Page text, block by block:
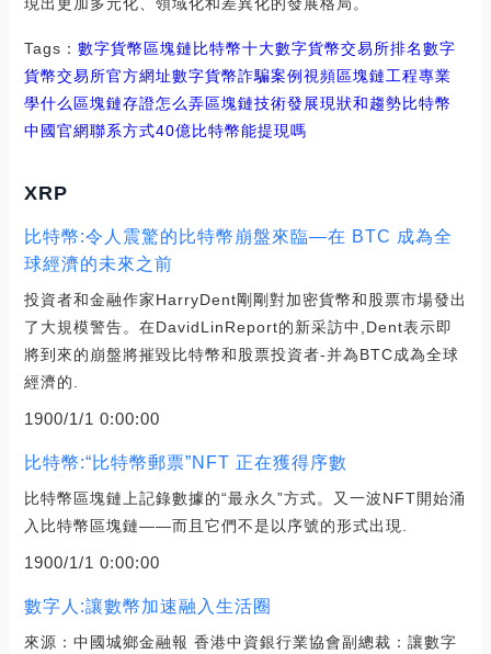
Tags： 數字貨幣 區塊鏈 比特幣十大數字貨幣交易所排名數字
貨幣交易所官方網址數字貨幣詐騙案例視頻區塊鏈工程專業
學什么 區塊鏈存證怎么弄區塊鏈技術發展現狀和趨勢比特幣
中國官網聯系方式40億比特幣能提現嗎
XRP
比特幣:令人震驚的比特幣崩盤來臨—在 BTC 成為全
球經濟的未來之前
投資者和金融作家HarryDent剛剛對加密貨幣和股票市場發出
了大規模警告。在DavidLinReport的新采訪中,Dent表示即
將到來的崩盤將摧毀比特幣和股票投資者-并為BTC成為全球
經濟的.
1900/1/1 0:00:00
比特幣:“比特幣郵票”NFT 正在獲得序數
比特幣區塊鏈上記錄數據的“最永久”方式。又一波NFT開始涌
入比特幣區塊鏈——而且它們不是以序號的形式出現.
1900/1/1 0:00:00
數字人:讓數幣加速融入生活圈
來源：中國城鄉金融報 香港中資銀行業協會副總裁：讓數字